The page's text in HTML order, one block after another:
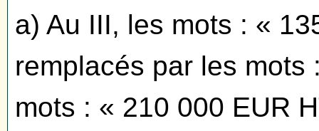
a) Au III, les mots : «
remplacés par les mots
mots : « 210 000 EUR